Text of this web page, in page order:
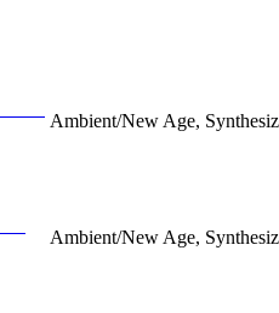
Ambient/New Age,
Ambient/New Age,